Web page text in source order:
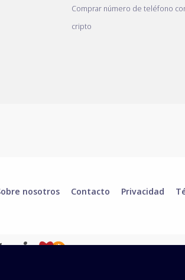
Comprar número de teléfono
cripto
nosotros Contacto Privacidad